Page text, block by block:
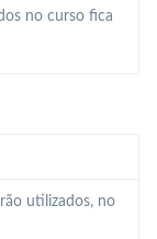
no curso fica
utilizados, no